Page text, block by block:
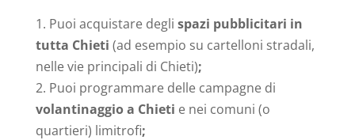
Puoi acquistare degli spazi pubblicitari in
tutta Chieti (ad esempio su cartelloni stradali,
nelle vie principali di Chieti);
Puoi programmare delle campagne di
volantinaggio a Chieti e nei comuni (o
quartieri) limitrofi;